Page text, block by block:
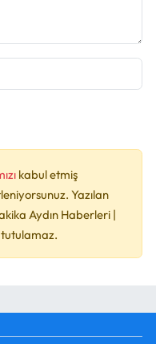
kabul etmiş
Yazılan
Aydın Haberleri |
tutulamaz.